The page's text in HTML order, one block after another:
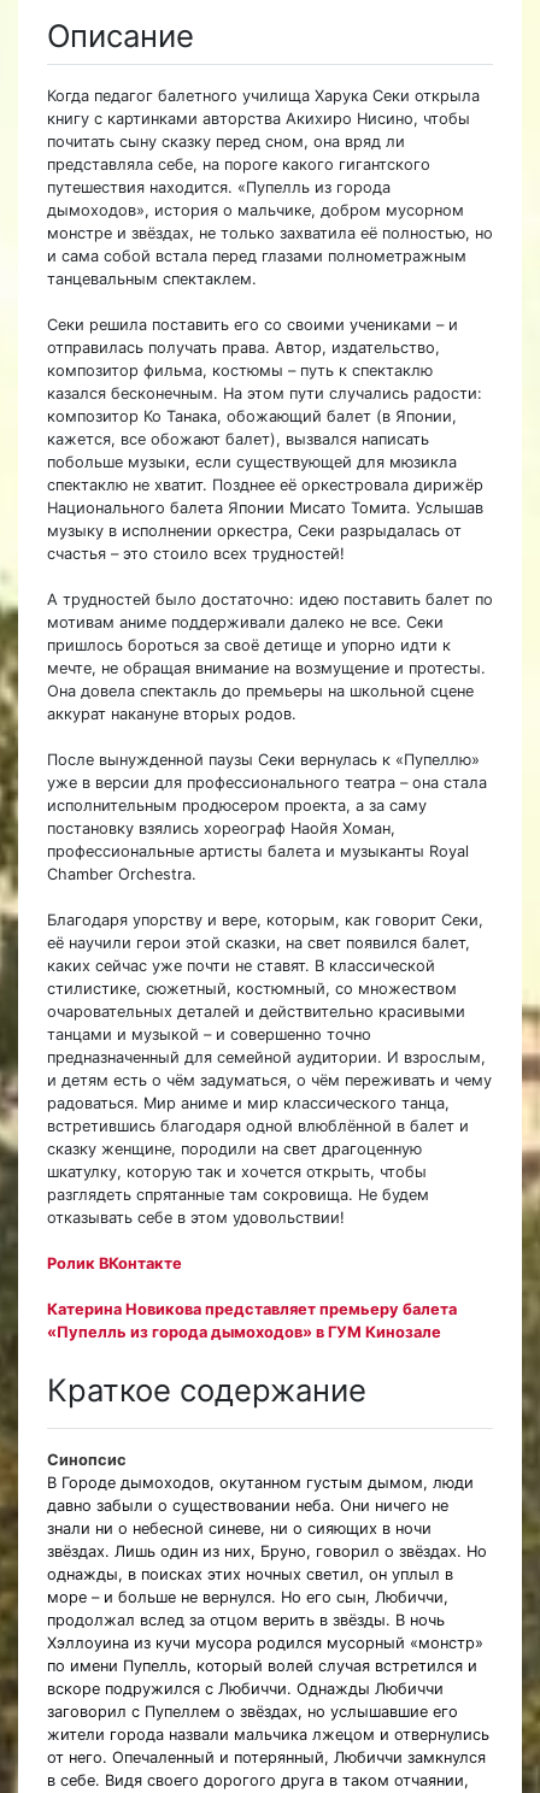
Описание
Когда педагог балетного училища Харука Секи открыла
книгу с картинками авторства Акихиро Нисино, чтобы
почитать сыну сказку перед сном, она вряд ли
представляла себе, на пороге какого гигантского
путешествия находится. «Пупелль из города
дымоходов», история о мальчике, добром мусорном
монстре и звёздах, не только захватила её полностью, но
и сама собой встала перед глазами полнометражным
танцевальным спектаклем.
Секи решила поставить его со своими учениками – и
отправилась получать права. Автор, издательство,
композитор фильма, костюмы – путь к спектаклю
казался бесконечным. На этом пути случались радости:
композитор Ко Танака, обожающий балет (в Японии,
кажется, все обожают балет), вызвался написать
побольше музыки, если существующей для мюзикла
спектаклю не хватит. Позднее её оркестровала дирижёр
Национального балета Японии Мисато Томита. Услышав
музыку в исполнении оркестра, Секи разрыдалась от
счастья – это стоило всех трудностей!
А трудностей было достаточно: идею поставить балет по
мотивам аниме поддерживали далеко не все. Секи
пришлось бороться за своё детище и упорно идти к
мечте, не обращая внимание на возмущение и протесты.
Она довела спектакль до премьеры на школьной сцене
аккурат накануне вторых родов.
После вынужденной паузы Секи вернулась к «Пупеллю»
уже в версии для профессионального театра – она стала
исполнительным продюсером проекта, а за саму
постановку взялись хореограф Наойя Хоман,
профессиональные артисты балета и музыканты Royal
Chamber Orchestra.
Благодаря упорству и вере, которым, как говорит Секи,
её научили герои этой сказки, на свет появился балет,
каких сейчас уже почти не ставят. В классической
стилистике, сюжетный, костюмный, со множеством
очаровательных деталей и действительно красивыми
танцами и музыкой – и совершенно точно
предназначенный для семейной аудитории. И взрослым,
и детям есть о чём задуматься, о чём переживать и чему
радоваться. Мир аниме и мир классического танца,
встретившись благодаря одной влюблённой в балет и
сказку женщине, породили на свет драгоценную
шкатулку, которую так и хочется открыть, чтобы
разглядеть спрятанные там сокровища. Не будем
отказывать себе в этом удовольствии!
Ролик ВКонтакте
Катерина Новикова представляет премьеру балета
«Пупелль из города дымоходов» в ГУМ Кинозале
Краткое содержание
Синопсис
В Городе дымоходов, окутанном густым дымом, люди
давно забыли о существовании неба. Они ничего не
знали ни о небесной синеве, ни о сияющих в ночи
звёздах. Лишь один из них, Бруно, говорил о звёздах. Но
однажды, в поисках этих ночных светил, он уплыл в
море – и больше не вернулся. Но его сын, Любиччи,
продолжал вслед за отцом верить в звёзды. В ночь
Хэллоуина из кучи мусора родился мусорный «монстр»
по имени Пупелль, который волей случая встретился и
вскоре подружился с Любиччи. Однажды Любиччи
заговорил с Пупеллем о звёздах, но услышавшие его
жители города назвали мальчика лжецом и отвернулись
от него. Опечаленный и потерянный, Любиччи замкнулся
в себе. Видя своего дорогого друга в таком отчаянии,